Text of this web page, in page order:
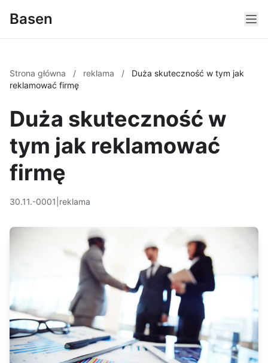
Basen
Strona główna / reklama /
Duża skuteczność w tym jak
reklamować firmę
Duża skuteczność w
tym jak reklamować
firmę
30.11.-0001 reklama